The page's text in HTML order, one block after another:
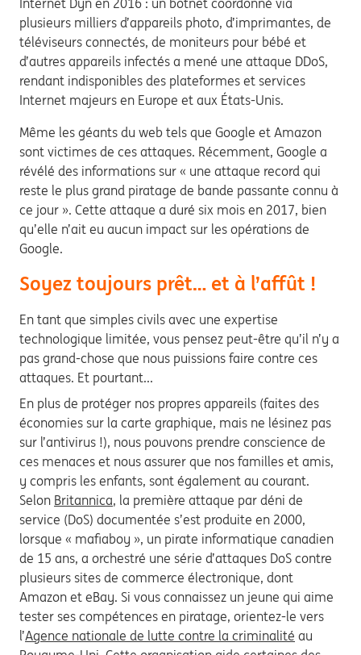
Internet Dyn en 2016 : un botnet coordonné via
plusieurs milliers d’appareils photo, d’imprimantes, de
téléviseurs connectés, de moniteurs pour bébé et
d’autres appareils infectés a mené une attaque DDoS,
rendant indisponibles des plateformes et services
Internet majeurs en Europe et aux États-Unis.
Même les géants du web tels que Google et Amazon
sont victimes de ces attaques. Récemment, Google a
révélé des informations sur « une attaque record qui
reste le plus grand piratage de bande passante connu à
ce jour ». Cette attaque a duré six mois en 2017, bien
qu’elle n’ait eu aucun impact sur les opérations de
Google.
Soyez toujours prêt… et à l’affût !
En tant que simples civils avec une expertise
technologique limitée, vous pensez peut-être qu’il n’y a
pas grand-chose que nous puissions faire contre ces
attaques. Et pourtant...
En plus de protéger nos propres appareils (faites des
économies sur la carte graphique, mais ne lésinez pas
sur l’antivirus !), nous pouvons prendre conscience de
ces menaces et nous assurer que nos familles et amis,
y compris les enfants, sont également au courant.
Selon Britannica, la première attaque par déni de
service (DoS) documentée s’est produite en 2000,
lorsque « mafiaboy », un pirate informatique canadien
de 15 ans, a orchestré une série d’attaques DoS contre
plusieurs sites de commerce électronique, dont
Amazon et eBay. Si vous connaissez un jeune qui aime
tester ses compétences en piratage, orientez-le vers
l’Agence nationale de lutte contre la criminalité au